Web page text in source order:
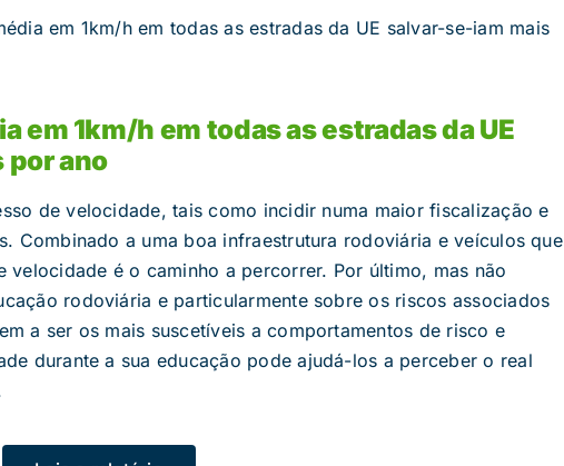
em 1km/h em todas as estradas da UE salvar-se-iam mais
em 1km/h em todas as estradas da UE
por ano
de velocidade, tais como incidir numa maior fiscalização e
Combinado a uma boa infraestrutura rodoviária e veículos que
velocidade é o caminho a percorrer. Por último, mas não
rodoviária e particularmente sobre os riscos associados
a ser os mais suscetíveis a comportamentos de risco e
durante a sua educação pode ajudá-los a perceber o real